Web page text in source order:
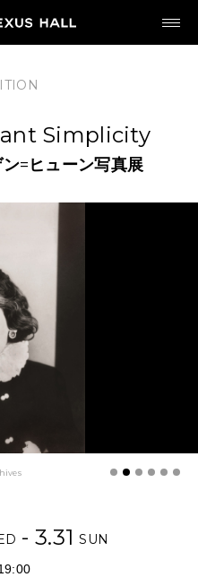
NEXUSSimplicity
=ヒューン写真展
- 3.31SUN